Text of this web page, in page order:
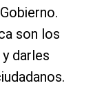
son los
darles